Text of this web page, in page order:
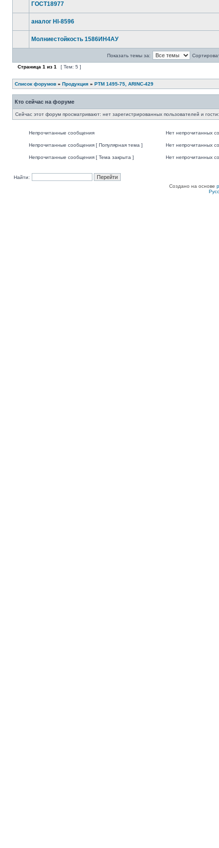
ГОСТ18977
аналог HI-8596
Молниестойкость 1586ИН4АУ
Показать темы за:
Страница 1 из 1 [ Тем: 5 ]
Список форумов » Продукция » РТМ 1495-75, ARINC-429
Кто сейчас на форуме
Сейчас этот форум просматривают: нет зарегистрированных пользователей и
Непрочитанные сообщения Нет непрочитанных
Непрочитанные сообщения [ Популярная тема ] Нет непрочитанных
Непрочитанные сообщения [ Тема закрыта ] Нет непрочитанных
Найти:
Создано на основе